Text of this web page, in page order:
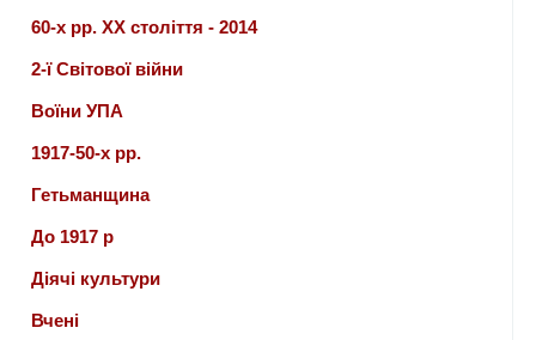
60-х рр. ХХ століття - 2014
2-ї Світової війни
Воїни УПА
1917-50-х рр.
Гетьманщина
До 1917 р
Діячі культури
Вчені